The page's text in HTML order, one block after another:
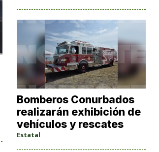
Bomberos Conurbados
realizarán exhibición de
vehículos y rescates
Estatal